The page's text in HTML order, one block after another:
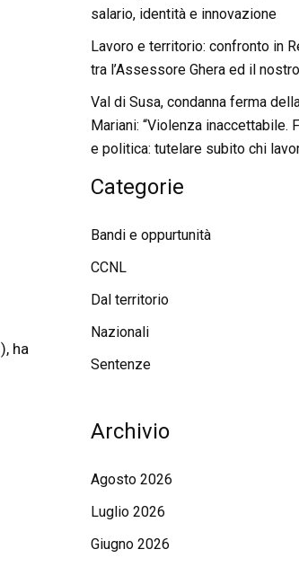
ha
salario, identità e innovazione
Lavoro e territorio: confronto in
tra l’Assessore Ghera ed il
Val di Susa, condanna ferma
Mariani: “Violenza inaccettabile.
e politica: tutelare subito chi
Categorie
Bandi e oppurtunità
CCNL
Dal territorio
Nazionali
Sentenze
Archivio
Agosto 2026
Luglio 2026
Giugno 2026